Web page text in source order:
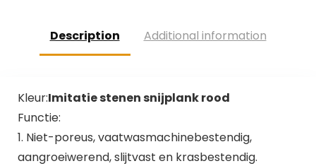
Description Additional information
Kleur:Imitatie stenen snijplank rood
Functie:
1. Niet-poreus, vaatwasmachinebestendig,
aangroeiwerend, slijtvast en krasbestendig.